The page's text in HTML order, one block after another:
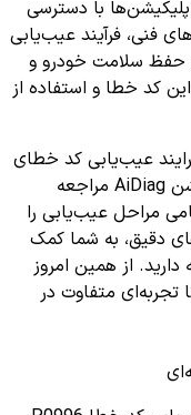
با دسترسی
فنی، فرآیند عیب‌یابی
حفظ سلامت خودرو و
کد خطا و استفاده از
عیب‌یابی کد خطای
P0996 را دنبال کنید، می‌توانید به اپلیکیشن AiDiag مراجعه
مراحل عیب‌یابی را
دقیق، به شما کمک
از همین امروز
تجربه‌ای متفاوت در